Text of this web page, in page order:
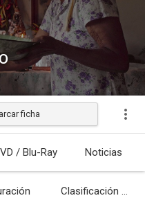
Estrenada
ficha
/ Blu-Ray Noticias
Clasificación por edades